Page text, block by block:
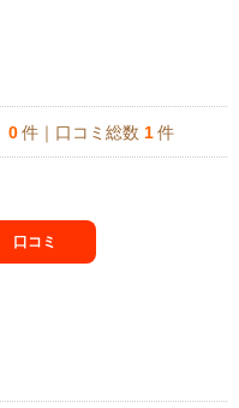
0 件｜口コミ総数 1 件
口コミ